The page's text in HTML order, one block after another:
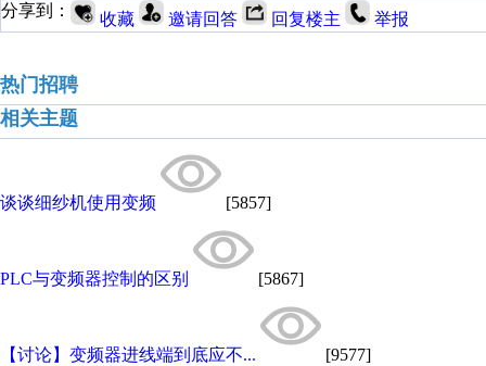
分享到：
收藏 邀请回答 回复楼主 举报
热门招聘
相关主题
谈谈细纱机使用变频 [5857]
PLC与变频器控制的区别 [5867]
【讨论】变频器进线端到底应不... [9577]